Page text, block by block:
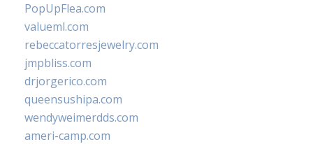
PopUpFlea.com
valueml.com
rebeccatorresjewelry.com
jmpbliss.com
drjorgerico.com
queensushipa.com
wendyweimerdds.com
ameri-camp.com